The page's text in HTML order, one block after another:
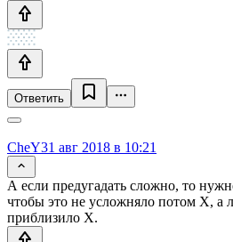
Ответить
CheY31 авг 2018 в 10:21
А если предугадать сложно, то
чтобы это не усложняло потом X, а
приблизило X.